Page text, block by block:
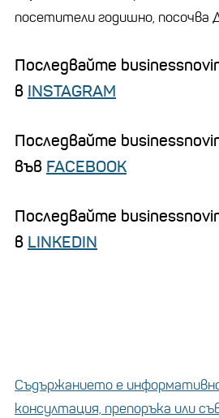
посетители годишно, посочва
Последвайте
в INSTAGRAM
Последвайте
във FACEBOOK
Последвайте
в LINKEDIN
Съдържанието е
консултация, препоръка или